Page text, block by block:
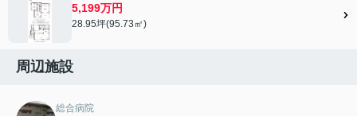
5,199万円
28.95坪(95.73㎡)
周辺施設
総合病院